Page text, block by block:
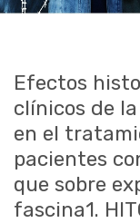
RRHH
ACCESO
Efectos
clínicos de
en el
pacientes
que sobre
fascina1.